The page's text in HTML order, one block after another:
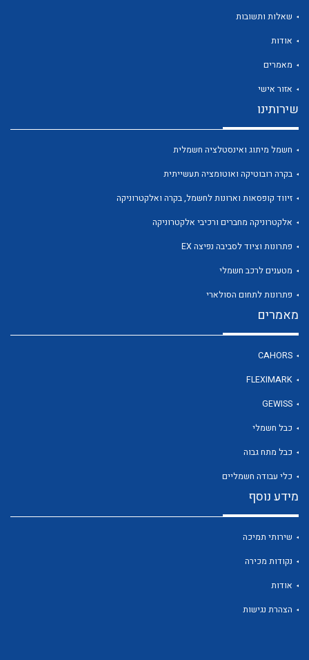
לכל מוצרי היצרן
שאלות ותשובות
אודות
מאמרים
אזור אישי
שירותינו
חשמל מיתוג ואינסטלציה חשמלית
בקרה רובוטיקה ואוטומציה תעשייתית
זיווד קופסאות וארונות לחשמל, בקרה ואלקטרוניקה
אלקטרוניקה מחברים ורכיבי אלקטרוניקה
פתרונות וציוד לסביבה נפיצה EX
מטענים לרכב חשמלי
פתרונות לתחום הסולארי
מאמרים
CAHORS
FLEXIMARK
GEWISS
כבל חשמלי
כבל מתח גבוה
כלי עבודה חשמליים
מידע נוסף
שירותי תמיכה
נקודות מכירה
אודות
הצהרת נגישות